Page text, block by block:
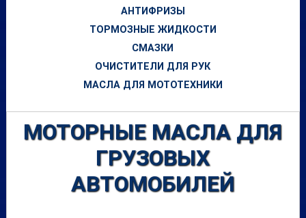
АНТИФРИЗЫ
ТОРМОЗНЫЕ ЖИДКОСТИ
СМАЗКИ
ОЧИСТИТЕЛИ ДЛЯ РУК
МАСЛА ДЛЯ МОТОТЕХНИКИ
МОТОРНЫЕ МАСЛА ДЛЯ
ГРУЗОВЫХ
АВТОМОБИЛЕЙ